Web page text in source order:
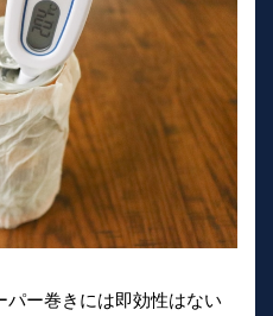
ー巻きには即効性はない